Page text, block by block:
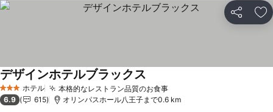
シェア お
3 ホテルのランク
ホテル 本格的なレストラン品質のお食事
デザインホテルブラックス
6.9 615 オリンパスホール八王子まで0.6 km